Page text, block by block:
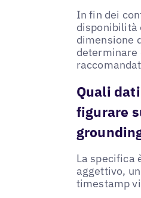
In fin dei
disponibilità
dimensione
determinare
Quali
figurare
La specifica
aggettivo,
timestamp